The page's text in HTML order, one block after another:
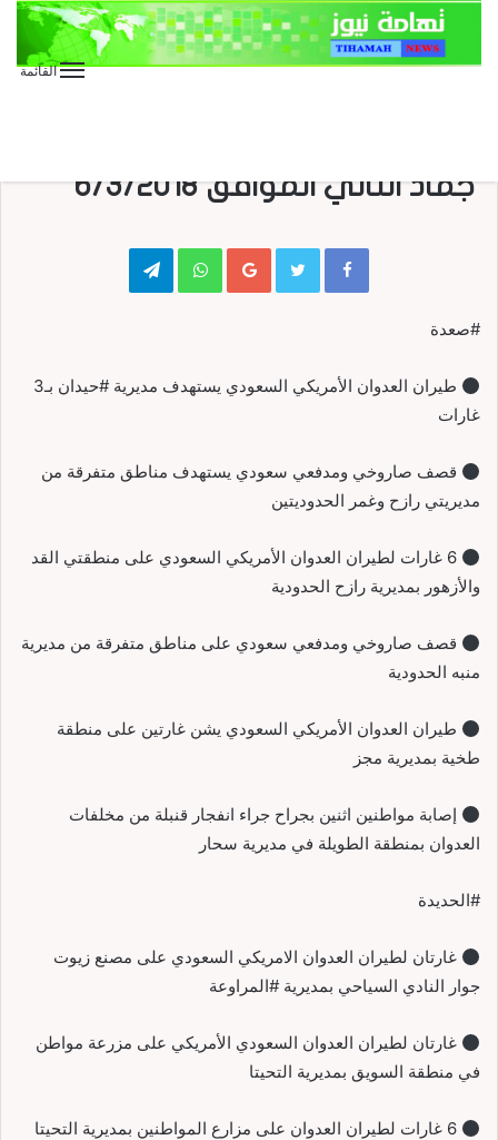
القائمة
جماد الثاني الموافق 6/3/2018
Google+
WhatsApp
Telegram
#صعدة
طيران العدوان الأمريكي السعودي يستهدف مديرية #حيدان بـ3
غارات
قصف صاروخي ومدفعي سعودي يستهدف مناطق متفرقة من
مديريتي رازح وغمر الحدوديتين
6 غارات لطيران العدوان الأمريكي السعودي على منطقتي القد
والأزهور بمديرية رازح الحدودية
قصف صاروخي ومدفعي سعودي على مناطق متفرقة من مديرية
منبه الحدودية
طيران العدوان الأمريكي السعودي يشن غارتين على منطقة
طخية بمديرية مجز
إصابة مواطنين اثنين بجراح جراء انفجار قنبلة من مخلفات
العدوان بمنطقة الطويلة في مديرية سحار
#الحديدة
غارتان لطيران العدوان الامريكي السعودي على مصنع زيوت
جوار النادي السياحي بمديرية #المراوعة
غارتان لطيران العدوان السعودي الأمريكي على مزرعة مواطن
في منطقة السويق بمديرية التحيتا
6 غارات لطيران العدوان على مزارع المواطنين بمديرية التحيتا